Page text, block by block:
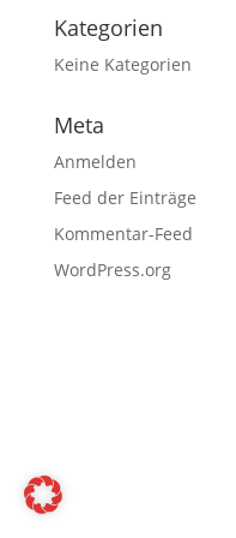
Kategorien
Keine Kategorien
Meta
Anmelden
Feed der Einträge
Kommentar-Feed
WordPress.org